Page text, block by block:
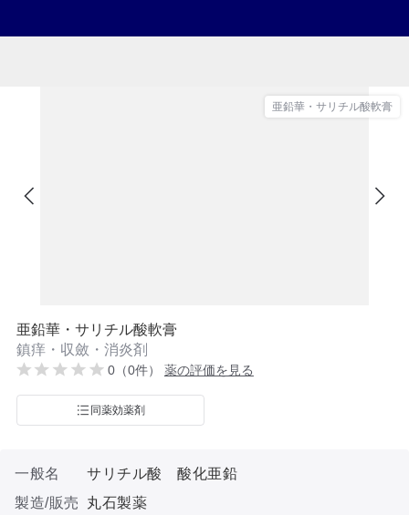
亜鉛華・サリチル酸軟膏
亜鉛華・サリチル酸軟膏
鎮痒・収斂・消炎剤
0（0件） 薬の評価を見る
同薬効薬剤
一般名
サリチル酸 酸化亜鉛
製造/販売
丸石製薬